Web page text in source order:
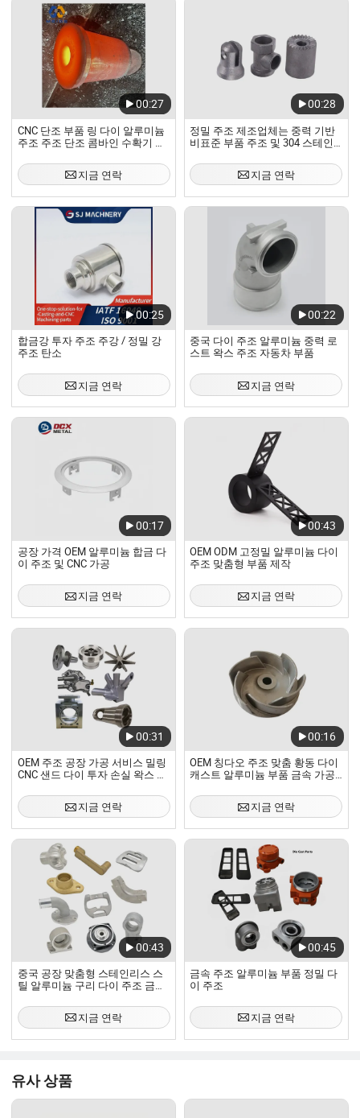
00:27
CNC 단조 부품 링 다이 알루미늄
주조 주조 단조 콤바인 수확기 예
지금 연락
00:28
정밀 주조 제조업체는 중력 기반
비표준 부품 주조 및 304 스테인
다
지금 연락
00:25
합금강 투자 주조 주강 / 정밀 강
주조 탄소
지금 연락
00:22
중국 다이 주조 알루미늄 중력 로
스트 왁스 주조 자동차 부품
지금 연락
00:17
공장 가격 OEM 알루미늄 합금 다
이 주조 및 CNC 가공
지금 연락
00:43
OEM ODM 고정밀 알루미늄 다이
주조 맞춤형 부품 제작
지금 연락
00:31
OEM 주조 공장 가공 서비스 밀링
CNC 샌드 다이 투자 손실 왁스 정
지금 연락
00:16
OEM 칭다오 주조 맞춤 황동 다이
캐스트 알루미늄 부품 금속 가공
징
지금 연락
00:43
중국 공장 맞춤형 스테인리스 스
틸 알루미늄 구리 다이 주조 금속
지금 연락
00:45
금속 주조 알루미늄 부품 정밀 다
이 주조
지금 연락
유사 상품